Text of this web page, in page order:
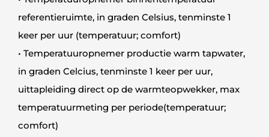
referentieruimte, in graden Celsius, tenminste 1
keer per uur (temperatuur; comfort)
• Temperatuuropnemer productie warm tapwater,
in graden Celcius, tenminste 1 keer per uur,
uittapleiding direct op de warmteopwekker, max
temperatuurmeting per periode(temperatuur;
comfort)